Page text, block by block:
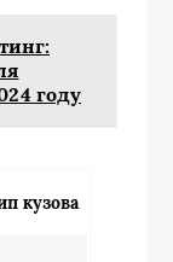
году
кузова